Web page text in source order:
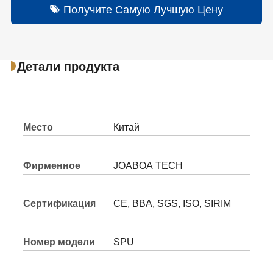
Получите Самую Лучшую Цену
Детали продукта
Место
Китай
Фирменное
JOABOA TECH
Сертификация CE, BBA, SGS, ISO, SIRIM
Номер модели SPU